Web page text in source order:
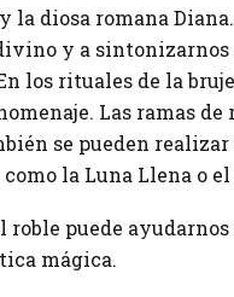
la diosa romana
y a
los rituales de la
Las ramas
se pueden
la Luna Llena o
roble puede
mágica.